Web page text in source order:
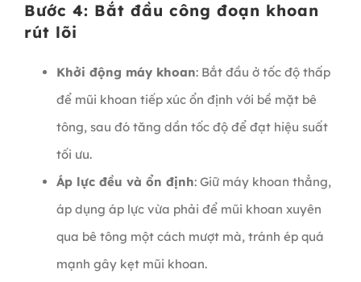
Bước 4: Bắt đầu công đoạn khoan
rút lõi
Khởi động máy khoan: Bắt đầu ở tốc độ thấp
để mũi khoan tiếp xúc ổn định với bề mặt bê
tông, sau đó tăng dần tốc độ để đạt hiệu suất
tối ưu.
Áp lực đều và ổn định: Giữ máy khoan thẳng,
áp dụng áp lực vừa phải để mũi khoan xuyên
qua bê tông một cách mượt mà, tránh ép quá
mạnh gây kẹt mũi khoan.